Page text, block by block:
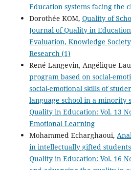
Education systems facing the
Dorothée KOM, Quality of
Journal of Quality in
Evaluation, Knowledge
Research (1)
René Langevin, Angélique
program based on social-
social-emotional skills of
language school in a minority
Quality in Education: Vol. 13
Emotional Learning
Mohammed Echarghaoui,
in intellectually gifted students
Quality in Education: Vol. 16